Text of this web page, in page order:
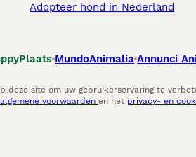
Adopteer hond in Nederland
MundoAnimalia Annunci
deze site om uw gebruikerservaring te
algemene voorwaarden en het privacy- en